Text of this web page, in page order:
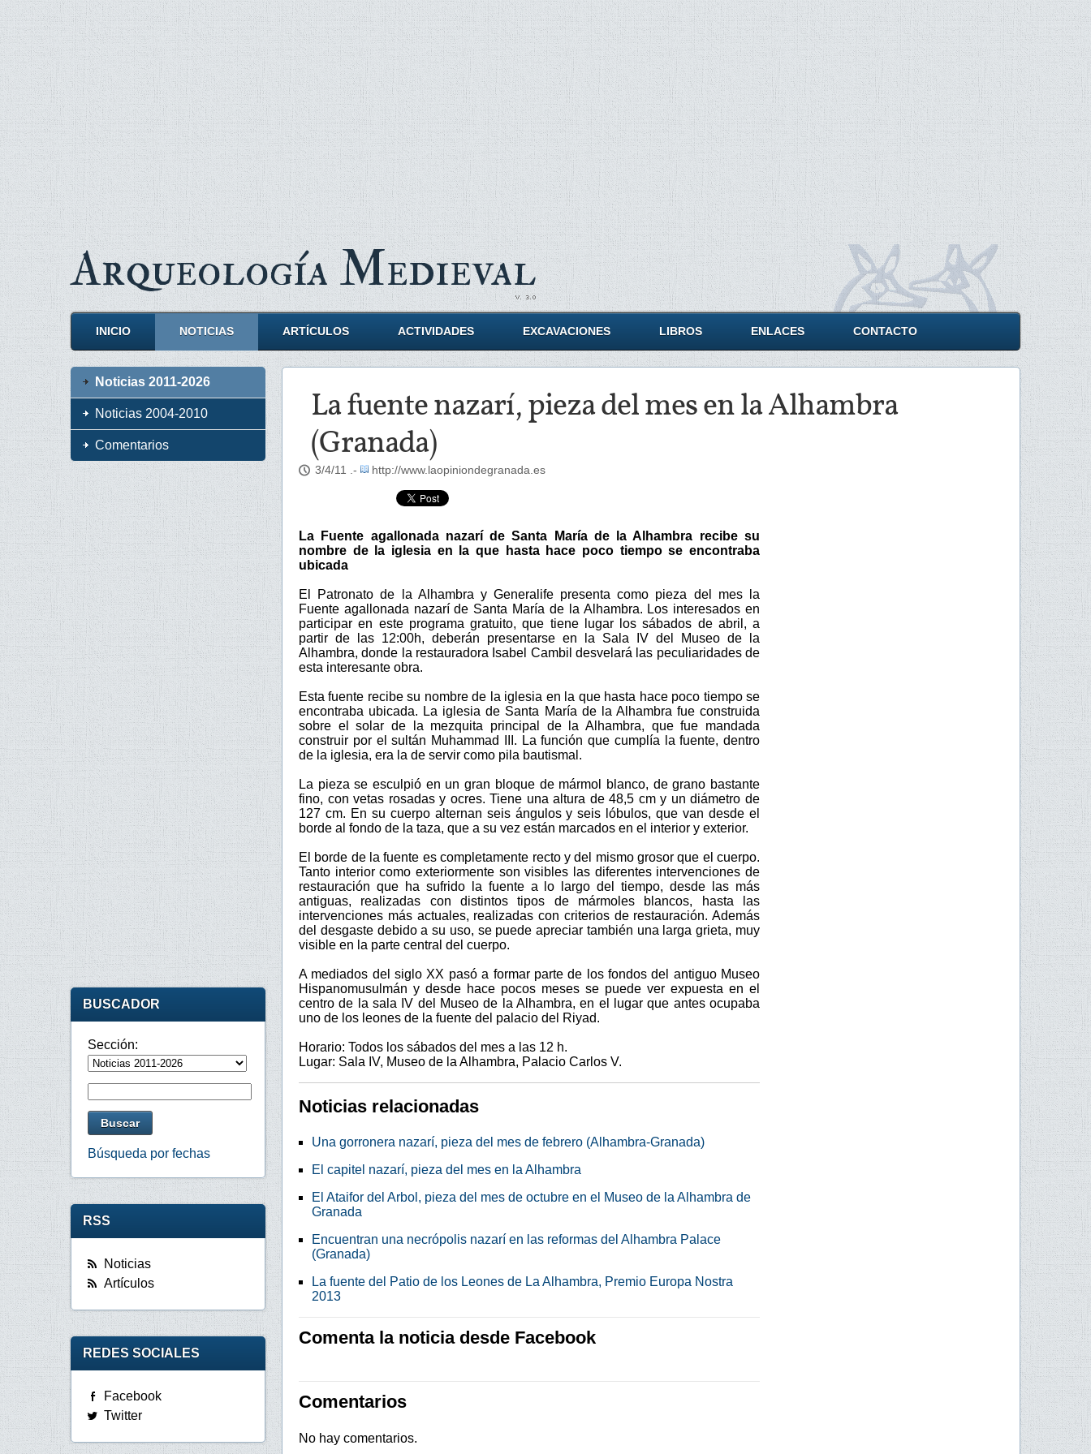
ArqueologíaMedieval
INICIO NOTICIAS ARTÍCULOS ACTIVIDADES EXCAVACIONES LIBROS ENLACES CONTACTO
La fuente nazarí, pieza del mes en la Alhambra
(Granada)
3/4/11 .- http://www.laopiniondegranada.es
La Fuente agallonada nazarí de Santa María de la Alhambra recibe su
nombre de la iglesia en la que hasta hace poco tiempo se encontraba
ubicada
El Patronato de la Alhambra y Generalife presenta como pieza del mes la
Fuente agallonada nazarí de Santa María de la Alhambra. Los interesados en
participar en este programa gratuito, que tiene lugar los sábados de abril, a
partir de las 12:00h, deberán presentarse en la Sala IV del Museo de la
Alhambra, donde la restauradora Isabel Cambil desvelará las peculiaridades de
esta interesante obra.
Esta fuente recibe su nombre de la iglesia en la que hasta hace poco tiempo se
encontraba ubicada. La iglesia de Santa María de la Alhambra fue construida
sobre el solar de la mezquita principal de la Alhambra, que fue mandada
construir por el sultán Muhammad III. La función que cumplía la fuente, dentro
de la iglesia, era la de servir como pila bautismal.
La pieza se esculpió en un gran bloque de mármol blanco, de grano bastante
fino, con vetas rosadas y ocres. Tiene una altura de 48,5 cm y un diámetro de
127 cm. En su cuerpo alternan seis ángulos y seis lóbulos, que van desde el
borde al fondo de la taza, que a su vez están marcados en el interior y exterior.
El borde de la fuente es completamente recto y del mismo grosor que el cuerpo.
Tanto interior como exteriormente son visibles las diferentes intervenciones de
restauración que ha sufrido la fuente a lo largo del tiempo, desde las más
antiguas, realizadas con distintos tipos de mármoles blancos, hasta las
intervenciones más actuales, realizadas con criterios de restauración. Además
del desgaste debido a su uso, se puede apreciar también una larga grieta, muy
visible en la parte central del cuerpo.
A mediados del siglo XX pasó a formar parte de los fondos del antiguo Museo
Hispanomusulmán y desde hace pocos meses se puede ver expuesta en el
centro de la sala IV del Museo de la Alhambra, en el lugar que antes ocupaba
uno de los leones de la fuente del palacio del Riyad.
Horario: Todos los sábados del mes a las 12 h.
Lugar: Sala IV, Museo de la Alhambra, Palacio Carlos V.
Noticias relacionadas
Una gorronera nazarí, pieza del mes de febrero (Alhambra-Granada)
El capitel nazarí, pieza del mes en la Alhambra
El Ataifor del Arbol, pieza del mes de octubre en el Museo de la Alhambra de
Granada
Encuentran una necrópolis nazarí en las reformas del Alhambra Palace
(Granada)
La fuente del Patio de los Leones de La Alhambra, Premio Europa Nostra
2013
Comenta la noticia desde Facebook
Comentarios
No hay comentarios.
Noticias 2011-2026
Noticias 2004-2010
Comentarios
BUSCADOR
Sección:
Búsqueda por fechas
RSS
Noticias
Artículos
REDES SOCIALES
Facebook
Twitter